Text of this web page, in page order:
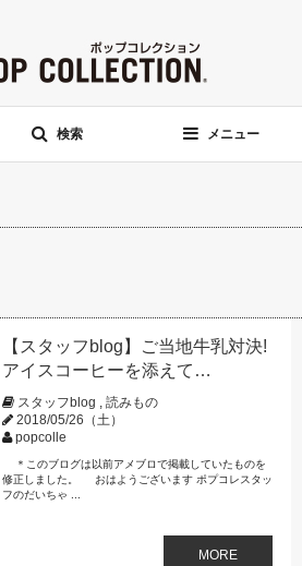
検索 メニュー
【スタッフblog】ご当地牛乳対決!
アイスコーヒーを添えて…
スタッフblog , 読みもの
2018/05/26（土）
popcolle
＊このブログは以前アメブロで掲載していたものを
修正しました。 おはようございます ポプコレスタッ
フのだいちゃ ...
MORE